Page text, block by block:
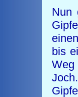
Nun
bis
Weg